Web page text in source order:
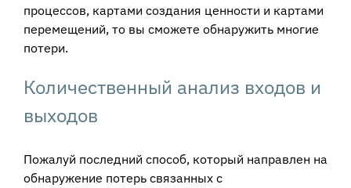
процессов, картами создания ценности и картами
перемещений, то вы сможете обнаружить многие
потери.
Количественный анализ входов и
выходов
Пожалуй последний способ, который направлен на
обнаружение потерь связанных с